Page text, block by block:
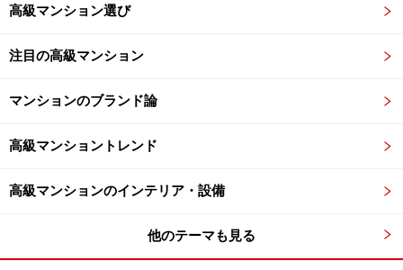
い。
高級マンション選び
注目の高級マンション
マンションのブランド論
高級マンショントレンド
高級マンションのインテリア・設備
他のテーマも見る